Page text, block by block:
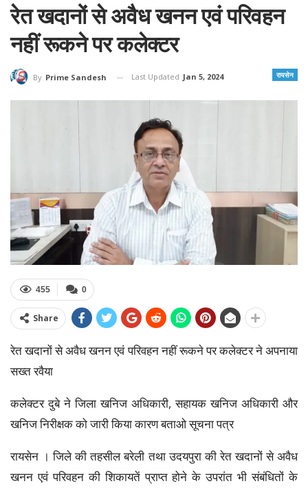
रेत खदानों से अवैध खनन एवं परिवहन
नहीं रूकने पर कलेक्टर
रायसेन
By Prime Sandesh Last Updated Jan 5, 2024
0
455
Share
रेत खदानों से अवैध खनन एवं परिवहन नहीं रूकने पर कलेक्टर ने अपनाया
सख्त रवैया
कलेक्टर दुबे ने जिला खनिज अधिकारी, सहायक खनिज अधिकारी और
खनिज निरीक्षक को जारी किया कारण बताओ सूचना पत्र
रायसेन । जिले की तहसील बरेली तथा उदयपुरा की रेत खदानों से अवैध
खनन एवं परिवहन की शिकायतें प्राप्त होने के उपरांत भी संबंधितों के